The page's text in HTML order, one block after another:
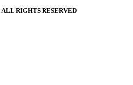
RIGHTS RESERVED